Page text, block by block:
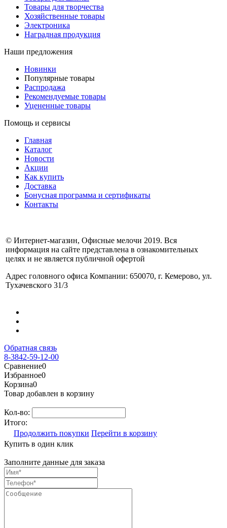
Товары для творчества
Хозяйственные товары
Электроника
Наградная продукция
Наши предложения
Новинки
Популярные товары
Распродажа
Рекомендуемые товары
Уцененные товары
Помощь и сервисы
Главная
Каталог
Новости
Акции
Как купить
Доставка
Бонусная программа и сертификаты
Контакты
© Интернет-магазин, Офисные мелочи 2019. Вся
информация на сайте представлена в ознакомительных
целях и не является публичной офертой
Адрес головного офиса Компании: 650070, г. Кемерово, ул.
Тухачевского 31/3
Обратная связь
8-3842-59-12-00
Сравнение0
Избранное0
Корзина0
Товар добавлен в корзину
Кол-во:
Итого:
Продолжить покупки Перейти в корзину
Купить в один клик
Заполните данные для заказа